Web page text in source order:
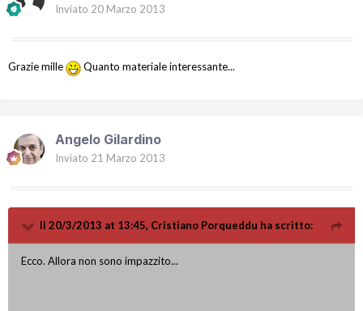
Inviato 20 Marzo 2013
Grazie mille Quanto materiale interessante...
Angelo Gilardino
Inviato 21 Marzo 2013
Il 20/3/2013 at 13:45, Cristiano Porqueddu ha scritto:
Ecco. Allora non sono impazzito...